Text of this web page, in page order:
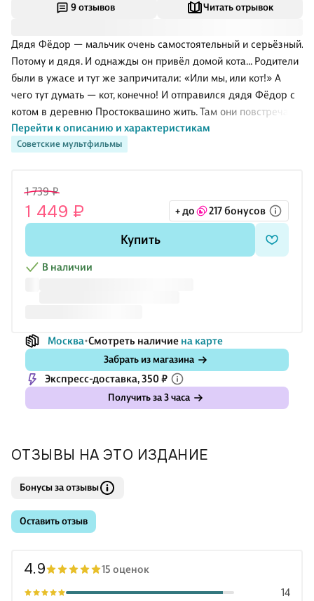
9 отзывов Читать отрывок
Советские мультфильмы
Дядя Фёдор — мальчик очень самостоятельный и серьёзный.
Потому и дядя. И однажды он привёл домой кота… Родители
были в ужасе и тут же запричитали: «Или мы, или кот!» А
чего тут думать — кот, конечно! И отправился дядя Фёдор с
котом в деревню Простоквашино жить. Там они повстречали
пса и втроём поселились в домике. Впереди — беззаботное
деревенское лето, чудаковатые соседи и из ряда вон
город. А вдруг им тоже понравится Простоквашино? Ведь
каждый, кто там хоть раз побывал, непременно захочет
вернуться или даже остаться!
Перейти к описанию и характеристикам
1 739 ₽
1 449 ₽ + до 217 бонусов
Купить
В наличии
Москва Смотреть наличие на карте
Забрать из магазина
Экспресс-доставка, 350 ₽
Получить за 3 часа
ОТЗЫВЫ НА ЭТО ИЗДАНИЕ
Бонусы за отзывы
Оставить отзыв
4.9 15 оценок
14